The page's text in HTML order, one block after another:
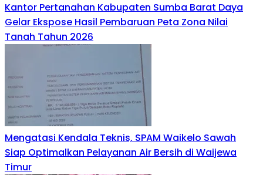
Kantor Pertanahan Kabupaten Sumba Barat Daya
Gelar Ekspose Hasil Pembaruan Peta Zona Nilai
Tanah Tahun 2026
Mengatasi Kendala Teknis, SPAM Waikelo Sawah
Siap Optimalkan Pelayanan Air Bersih di Waijewa
Timur